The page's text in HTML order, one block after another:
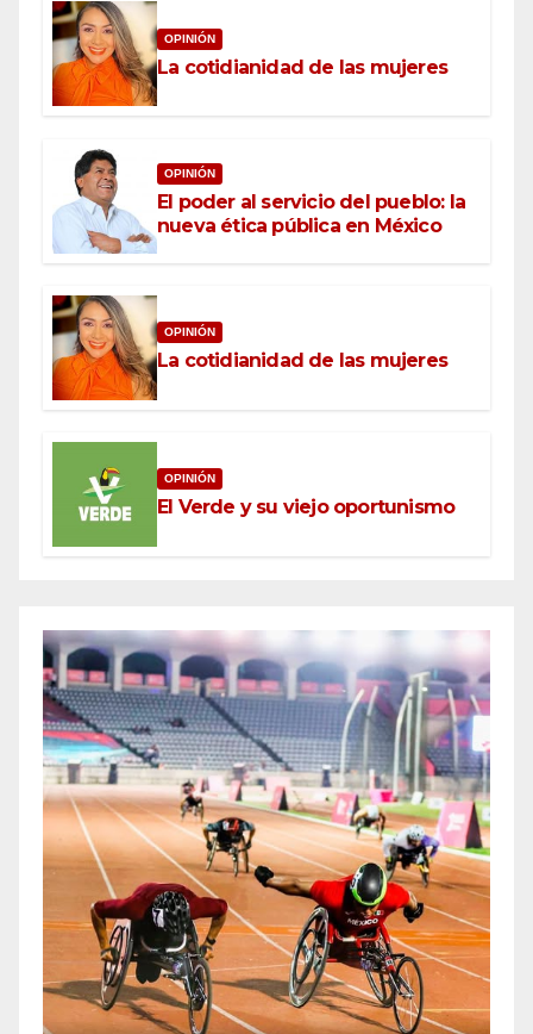
OPINIÓN
La cotidianidad de las mujeres
OPINIÓN
El poder al servicio del pueblo: la
nueva ética pública en México
OPINIÓN
La cotidianidad de las mujeres
OPINIÓN
El Verde y su viejo oportunismo